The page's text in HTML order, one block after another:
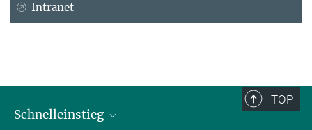
Intranet
TOP
Schnelleinstieg